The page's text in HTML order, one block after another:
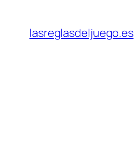
content
lasreglasdeljuego.es